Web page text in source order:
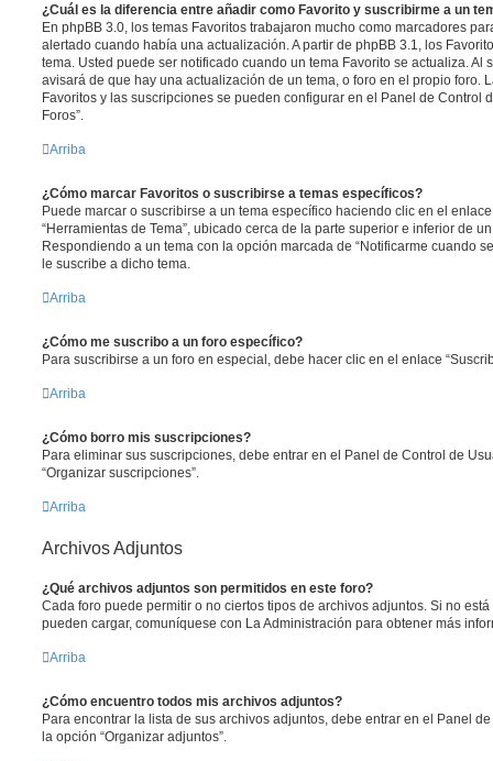
¿Cuál es la diferencia entre añadir como Favorito y suscribirme a un
En phpBB 3.0, los temas Favoritos trabajaron mucho como marcadores
alertado cuando había una actualización. A partir de phpBB 3.1, los
tema. Usted puede ser notificado cuando un tema Favorito se actualiza. Al
avisará de que hay una actualización de un tema, o foro en el propio foro.
Favoritos y las suscripciones se pueden configurar en el Panel de Control
Foros”.
Arriba
¿Cómo marcar Favoritos o suscribirse a temas específicos?
Puede marcar o suscribirse a un tema específico haciendo clic en el
“Herramientas de Tema”, ubicado cerca de la parte superior e inferior de
Respondiendo a un tema con la opción marcada de “Notificarme cuando
le suscribe a dicho tema.
Arriba
¿Cómo me suscribo a un foro específico?
Para suscribirse a un foro en especial, debe hacer clic en el enlace
Arriba
¿Cómo borro mis suscripciones?
Para eliminar sus suscripciones, debe entrar en el Panel de Control de
“Organizar suscripciones”.
Arriba
Archivos Adjuntos
¿Qué archivos adjuntos son permitidos en este foro?
Cada foro puede permitir o no ciertos tipos de archivos adjuntos. Si no
pueden cargar, comuníquese con La Administración para obtener más
Arriba
¿Cómo encuentro todos mis archivos adjuntos?
Para encontrar la lista de sus archivos adjuntos, debe entrar en el Panel
la opción “Organizar adjuntos”.